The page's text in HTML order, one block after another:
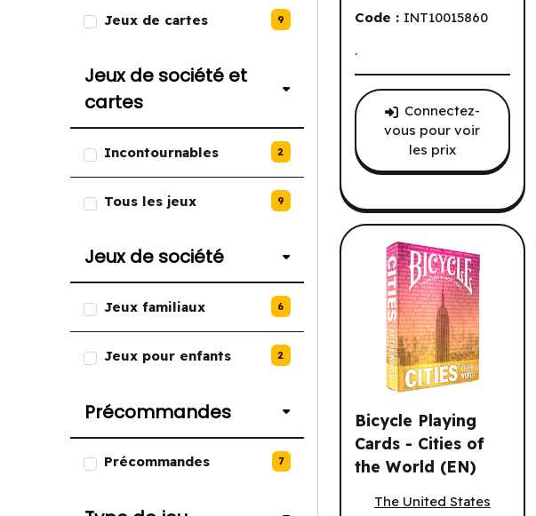
Jeux de cartes 9
Jeux de société et
cartes
Liste des options de Jeux de société et cartes.
Incontournables 2
Tous les jeux 9
Jeux de société
Liste des options de Jeux de société.
Jeux familiaux 6
Jeux pour enfants 2
Précommandes
Liste des options de Précommandes.
Précommandes 7
Code : INT10015860
.
Connectez-
vous pour voir
les prix
Bicycle Playing
Cards - Cities of
the World (EN)
The United States